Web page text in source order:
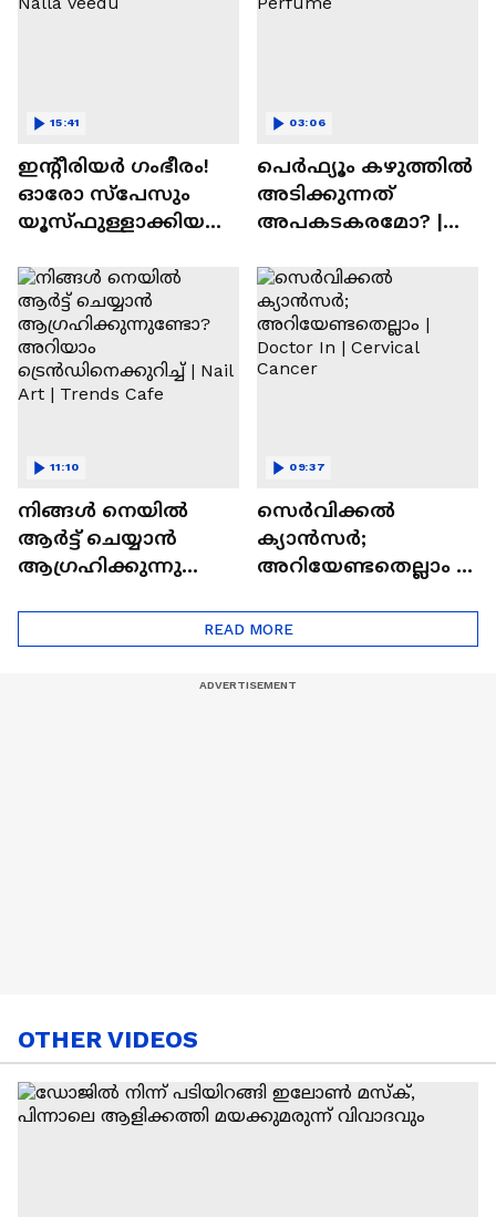
ഇന്റീരിയർ ഗംഭീരം!
ഓരോ സ്‌പേസും
യൂസ്ഫുള്ളാക്കിയ
15:41
പെർഫ്യൂം കഴുത്തിൽ
അടിക്കുന്നത്
അപകടകരമോ? |
03:06
നിങ്ങൾ നെയിൽ
ആർട്ട് ചെയ്യാൻ
ആഗ്രഹിക്കുന്നുണ്ടോ
ട്രെൻഡിനെക്കുറിച്ച് |
Nail Art | Trends Cafe
11:10
സെർവിക്കൽ
ക്യാൻസർ;
അറിയേണ്ടതെല്ലാം |
Cancer
09:37
READ MORE
OTHER VIDEOS